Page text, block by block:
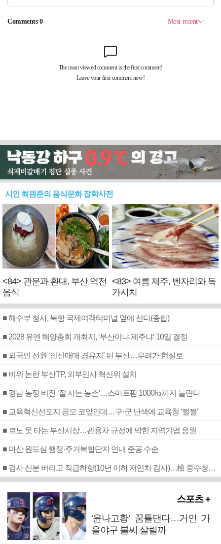
시인 최원준의 음식문화 잡학사전
<84> 관문과 환대, 부산 역전
음식
<83> 여름 제주, 벤자리와 독
가시치
■ 해수부 청사, 북항 국제여객터미널 옆에 선다(종합)
■ 2028 유엔 해양총회 개최지, ‘부산이냐 제주냐’ 10일 결정
■ 외국인 선원 ‘인신매매 경유지’ 된 부산…우려가 현실로
■ 비위 논란 부산TP, 외부인사 혁신위 설치
■ 경남 농정 비전 ‘잘 사는 농촌’…스마트팜 1000㏊까지 늘린다
■ 교육혁신선도지 공모 코앞인데…구·군 난색에 교육청 ‘쩔쩔’
■ 르노 못 타는 부산시장…관용차 규정에 막힌 지역기업 응원
■ 마산 원도심 행정·주거복합단지 연내 준공 수순
■ 검사 신분 버리고 직급하향(10년 이하 저연차 검사)…檢 중수청행 기피
스포츠 +
‘윤나고황’ 꿈틀댄다…거인 가
을야구 불씨 살릴까